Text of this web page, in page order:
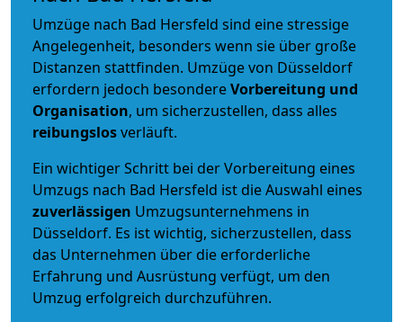
Umzüge nach Bad Hersfeld sind eine stressige
Angelegenheit, besonders wenn sie über große
Distanzen stattfinden. Umzüge von Düsseldorf
erfordern jedoch besondereVorbereitung und
Organisation, um sicherzustellen, dass alles
reibungslosverläuft.
Ein wichtiger Schritt bei der Vorbereitung eines
Umzugs nach Bad Hersfeld ist die Auswahl eines
zuverlässigen Umzugsunternehmens in
Düsseldorf. Es ist wichtig, sicherzustellen, dass
das Unternehmen über die erforderliche
Erfahrung und Ausrüstung verfügt, um den
Umzug erfolgreich durchzuführen.